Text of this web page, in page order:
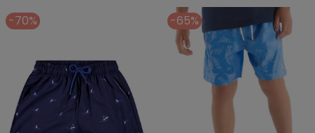
-70% -65%